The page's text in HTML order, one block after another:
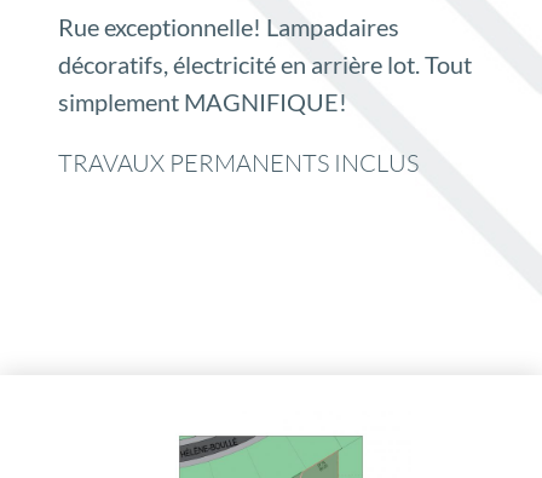
Rue exceptionnelle! Lampadaires
décoratifs, électricité en arrière lot. Tout
simplement MAGNIFIQUE!
TRAVAUX PERMANENTS INCLUS